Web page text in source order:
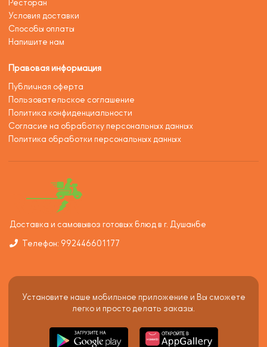
Ресторан
Условия доставки
Способы оплаты
Напишите нам
Правовая информация
Публичная оферта
Пользовательское соглашение
Политика конфиденциальности
Согласие на обработку персональных данных
Политика обработки персональных данных
Доставка и самовывоз готовых блюд в г. Душанбе
Телефон: 992446601177
Установите наше мобильное приложение и Вы сможете
легко и просто делать заказы.